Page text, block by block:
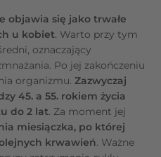
objawia się jako trwałe
u kobiet. Warto przy tym
oznaczający
Po jej zakończeniu
organizmu. Zazwyczaj
45. a 55. rokiem życia
do 2 lat. Za moment jej
miesiączka, po której
krwawień. Ważne